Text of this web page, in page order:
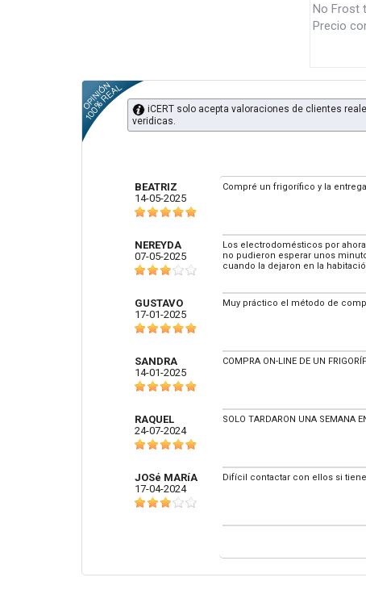
No Frost
Precio
iCERT solo acepta valoraciones de clientes
veridicas.
BEATRIZ
14-05-2025
Compré un frigorífico y la
NEREYDA
07-05-2025
Los electrodomésticos por
no pudieron esperar unos
cuando la dejaron en la
GUSTAVO
17-01-2025
Muy práctico el método de
SANDRA
14-01-2025
COMPRA ON-LINE DE UN
RAQUEL
24-07-2024
SOLO TARDARON UNA SEMANA
JOSé MARíA
17-04-2024
Difícil contactar con ellos si